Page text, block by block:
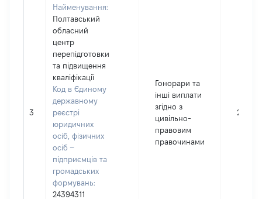
3
Найменування:
Полтавський
обласний
центр
перепідготовки
та підвищення
кваліфікації
Код в Єдиному
державному
реєстрі
юридичних
осіб, фізичних
осіб –
підприємців та
громадських
формувань:
24394311
Гонорари та
інші виплати
згідно з
цивільно-
правовим
правочинами
2309